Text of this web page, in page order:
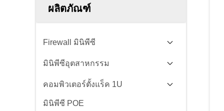
ผลิตภัณฑ์
Firewall มินิพีซี
มินิพีซีอุตสาหกรรม
คอมพิวเตอร์ตั้งแร็ค 1U
มินิพีซี POE